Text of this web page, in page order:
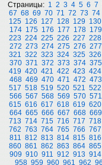
Страницы: 1 2 3 4 5 6 7
67 68 69 70 71 72 73 74
125 126 127 128 129 130
174 175 176 177 178 179
223 224 225 226 227 228
272 273 274 275 276 277
321 322 323 324 325 326
370 371 372 373 374 375
419 420 421 422 423 424
468 469 470 471 472 473
517 518 519 520 521 522
566 567 568 569 570 571
615 616 617 618 619 620
664 665 666 667 668 669
713 714 715 716 717 718
762 763 764 765 766 767
811 812 813 814 815 816
860 861 862 863 864 865
909 910 911 912 913 914
958 959 960 961 962